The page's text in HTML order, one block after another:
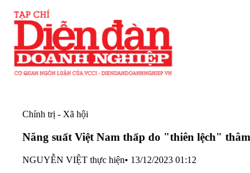
Chính trị - Xã hội
Năng suất Việt Nam thấp do "thiên lệch"
NGUYỄN VIỆT thực hiện• 13/12/2023 01:12